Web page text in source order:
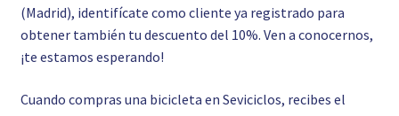
(Madrid), identifícate como cliente ya registrado para
obtener también tu descuento del 10%. Ven a conocernos,
¡te estamos esperando!
Cuando compras una bicicleta en Seviciclos, recibes el